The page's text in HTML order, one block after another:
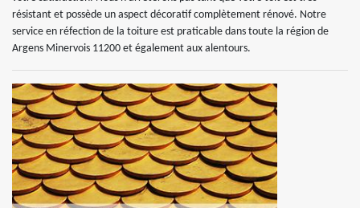
résistant et possède un aspect décoratif complètement rénové. Notre
service en réfection de la toiture est praticable dans toute la région de
Argens Minervois 11200 et également aux alentours.